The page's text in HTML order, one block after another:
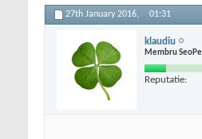
27th January 2016, 01:31
klaudiu
Membru
Reputatie: